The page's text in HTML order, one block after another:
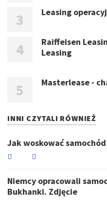
Leasing
Raiffeisen
Leasing
Masterlease -
INNI CZYTALI RÓWNIEŻ
Jak woskować
Niemcy opracowali
Bukhanki. Zdjęcie